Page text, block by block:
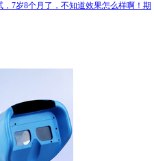
7岁8个月了，不知道效果怎么样啊！期